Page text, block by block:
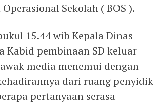
Sekolah ( BOS ).
15.44 wib Kepala Dinas
Kabid pembinaan SD keluar
media menemui dengan
dari ruang penyidik
pertanyaan serasa